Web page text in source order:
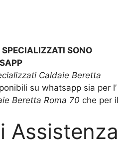
SONO
Caldaie Beretta
su whatsapp sia per l’
Beretta Roma 70 che per il
Assistenza